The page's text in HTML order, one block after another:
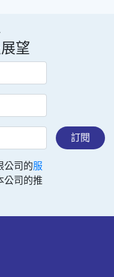
望
訂閱
公司的服
公司的推